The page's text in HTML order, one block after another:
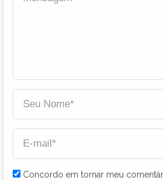
Concordo em tornar meu